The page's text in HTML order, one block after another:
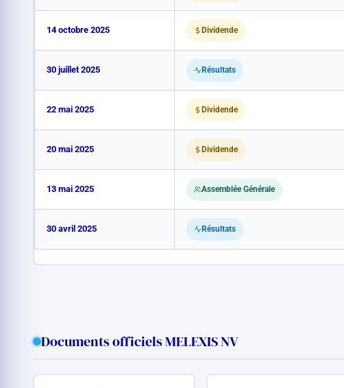
14 octobre 2025 Dividende
30 juillet 2025 Résultats
22 mai 2025 Dividende
20 mai 2025 Dividende
13 mai 2025 Assemblée Générale
30 avril 2025 Résultats
Documents officiels MELEXIS NV